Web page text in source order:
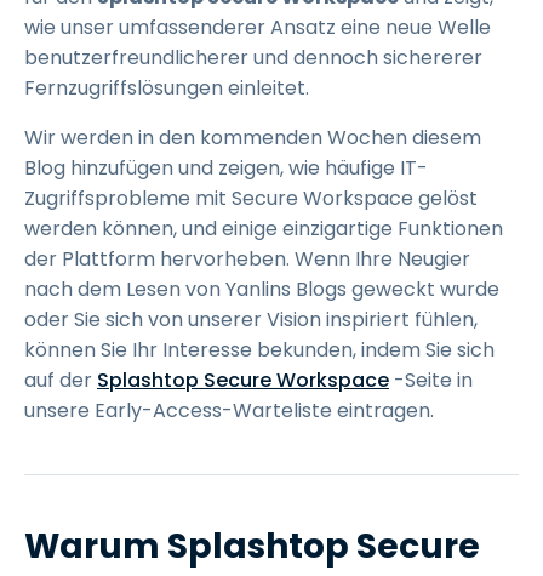
wie unser umfassenderer Ansatz eine neue Welle
benutzerfreundlicherer und dennoch sichererer
Fernzugriffslösungen einleitet.
Wir werden in den kommenden Wochen diesem
Blog hinzufügen und zeigen, wie häufige IT-
Zugriffsprobleme mit Secure Workspace gelöst
werden können, und einige einzigartige Funktionen
der Plattform hervorheben. Wenn Ihre Neugier
nach dem Lesen von Yanlins Blogs geweckt wurde
oder Sie sich von unserer Vision inspiriert fühlen,
können Sie Ihr Interesse bekunden, indem Sie sich
auf der Splashtop Secure Workspace -Seite in
unsere Early-Access-Warteliste eintragen.
Warum Splashtop Secure